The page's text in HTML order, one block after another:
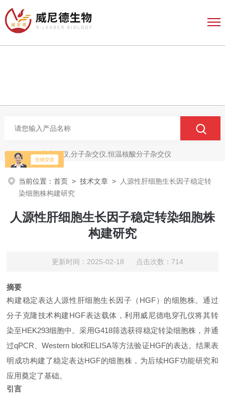
热门关键词：电穿孔仪,分子杂交仪,恒温核酸分子杂交仪
当前位置：首页 >技术文章 >
人源性肝细胞生长因子稳定转
染细胞株构建研究
人源性肝细胞生长因子稳定转染细胞株
构建研究
更新时间：2025-02-18 点击次数：714
摘要
构建稳定表达人源性肝细胞生长因子（ HGF）的细胞株。通过
分子克隆技术构建HGF表达载体，利用威尼德电穿孔仪将其转
染至HEK293细胞中。采用G418筛选获得稳定转染细胞株，并通
过qPCR、Western blot和ELISA等方法验证HGF的表达。结果表
明成功构建了稳定表达HGF的细胞株，为后续HGF功能研究和
应用奠定了基础。
引言